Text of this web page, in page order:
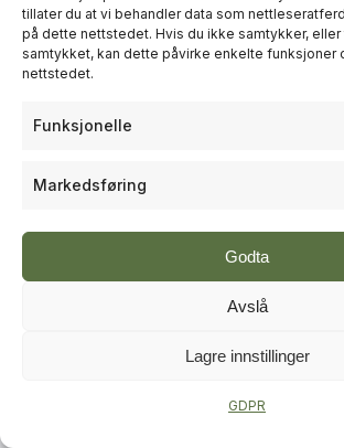
tillater du at vi behandler data som
på dette nettstedet. Hvis du ikke samtykker,
samtykket, kan dette påvirke enkelte funksjoner
nettstedet.
Funksjonelle
Markedsføring
Godta
Avslå
Lagre innstillinger
GDPR
RÅDGIVNING
én milliard kroner i andre